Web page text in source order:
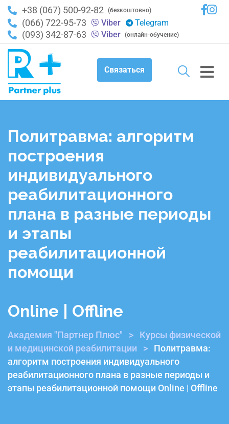
+38 (067) 500-92-82 (безкоштовно)
(066) 722-95-73 Viber Telegram
(093) 342-87-63 Viber (онлайн-обучение)
Связаться
Политравма: алгоритм
построения
индивидуального
реабилитационного
плана в разные периоды
и этапы
реабилитационной
помощи
Online | Offline
Академия "Партнер Плюс" >
Курсы физической
и медицинской реабилитации
>
Политравма:
алгоритм построения индивидуального
реабилитационного плана в разные периоды и
этапы реабилитационной помощи Online | Offline